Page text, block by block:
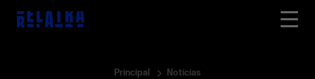
Principal Notícias